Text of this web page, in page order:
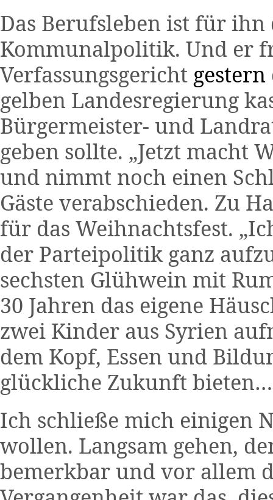
Das Berufsleben ist für
Kommunalpolitik. Und er
Verfassungsgericht gestern
gelben Landesregierung
Bürgermeister- und
geben sollte. „Jetzt macht
und nimmt noch einen
Gäste verabschieden. Zu
für das Weihnachtsfest.
der Parteipolitik ganz
sechsten Glühwein mit
30 Jahren das eigene
zwei Kinder aus Syrien
dem Kopf, Essen und
glückliche Zukunft
Ich schließe mich einigen
wollen. Langsam gehen,
bemerkbar und vor allem